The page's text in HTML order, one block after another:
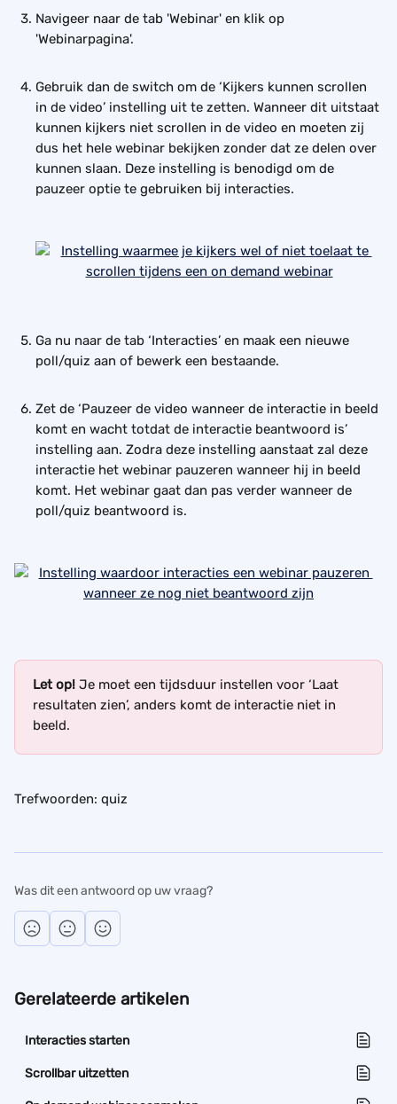
Navigeer naar de tab 'Webinar' en klik op
'Webinarpagina'.
Gebruik dan de switch om de ‘Kijkers kunnen scrollen
in de video’ instelling uit te zetten. Wanneer dit uitstaat
kunnen kijkers niet scrollen in de video en moeten zij
dus het hele webinar bekijken zonder dat ze delen over
kunnen slaan. Deze instelling is benodigd om de
pauzeer optie te gebruiken bij interacties.
Ga nu naar de tab ‘Interacties’ en maak een nieuwe
poll/quiz aan of bewerk een bestaande.
Zet de ‘Pauzeer de video wanneer de interactie in beeld
komt en wacht totdat de interactie beantwoord is’
instelling aan. Zodra deze instelling aanstaat zal deze
interactie het webinar pauzeren wanneer hij in beeld
komt. Het webinar gaat dan pas verder wanneer de
poll/quiz beantwoord is.
Let op! Je moet een tijdsduur instellen voor ‘Laat
resultaten zien’, anders komt de interactie niet in
beeld.
Trefwoorden: quiz
Was dit een antwoord op uw vraag?
Gerelateerde artikelen
Interacties starten
Scrollbar uitzetten